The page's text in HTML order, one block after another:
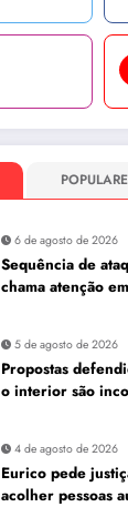
6 de agosto de 2026
Sequência de
chama atenção
5 de agosto de 2026
Propostas
o interior são
4 de agosto de 2026
Eurico pede
acolher pessoas